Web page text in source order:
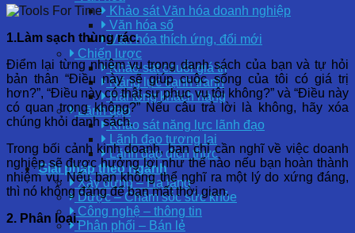
Khảo sát Văn hóa doanh nghiệp
Văn hóa số
Văn hóa thích ứng, đổi mới
Chiến lược
Khảo sát chuỗi giá trị
Năng lực cạnh tranh
Hài lòng khách hàng
Lãnh đạo
Khảo sát năng lực lãnh đạo
Lãnh đạo tương lai
Lãnh đạo đích thực
Giải pháp theo ngành
Xây dựng – Hạ tầng
Dược – Chăm sóc sức khỏe
Công nghệ – thông tin
Phân phối – Bán lẻ
1.Làm sạch thùng rác.
Điểm lại từng nhiệm vụ trong danh sách của bạn và tự hỏi
bản thân “Điều này sẽ giúp cuộc sống của tôi có giá trị
hơn?”, “Điều này có thật sự phục vụ tôi không?” và “Điều này
có quan trọng không?” Nếu câu trả lời là không, hãy xóa
chúng khỏi danh sách.
Trong bối cảnh kinh doanh, bạn chỉ cần nghĩ về việc doanh
nghiệp sẽ được hưởng lợi như thế nào nếu bạn hoàn thành
nhiệm vụ. Nếu bạn không thể nghĩ ra một lý do xứng đáng,
thì nó không đáng để bạn mất thời gian.
2. Phân loại.